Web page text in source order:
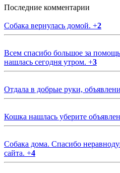
Последние комментарии
Собака вернулась домой. +2
Всем спасибо большое за
нашлась сегодня утром. +3
Отдала в добрые руки,
Кошка нашлась уберите
Собака дома. Спасибо
сайта. +4